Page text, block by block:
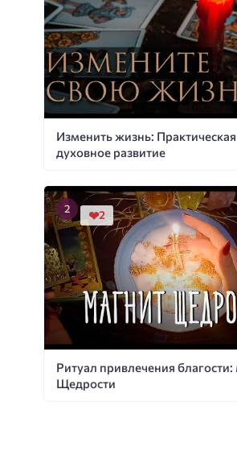
Изменить жизнь:
духовное развитие
Ритуал привлечения
Щедрости
2